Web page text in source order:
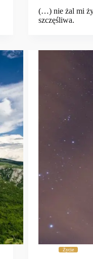
(…) nie żal mi
szczęśliwa.
Życie